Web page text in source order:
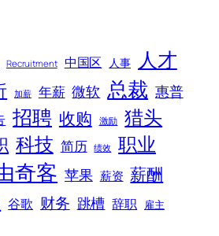
Recruitment 中国区 人事 人才
加薪 年薪 微软 总裁 惠普
招聘 收购 激励 猎头
科技 简历 绩效 职业
奇客 苹果 薪资 薪酬
谷歌 财务 跳槽 辞职 雇主